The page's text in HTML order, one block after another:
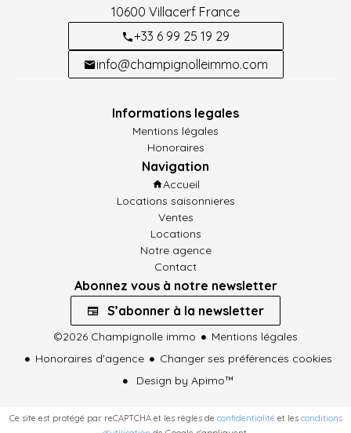
10600 Villacerf France
+33 6 99 25 19 29
info@champignolleimmo.com
Informations legales
Mentions légales
Honoraires
Navigation
Accueil
Locations saisonnieres
Ventes
Locations
Notre agence
Contact
Abonnez vous à notre newsletter
S’abonner à la newsletter
©2026 Champignolle immo
Mentions légales
Honoraires d'agence
Changer ses préférences cookies
Design by Apimo™
Ce site est protégé par reCAPTCHA et les règles de confidentialité et les conditions